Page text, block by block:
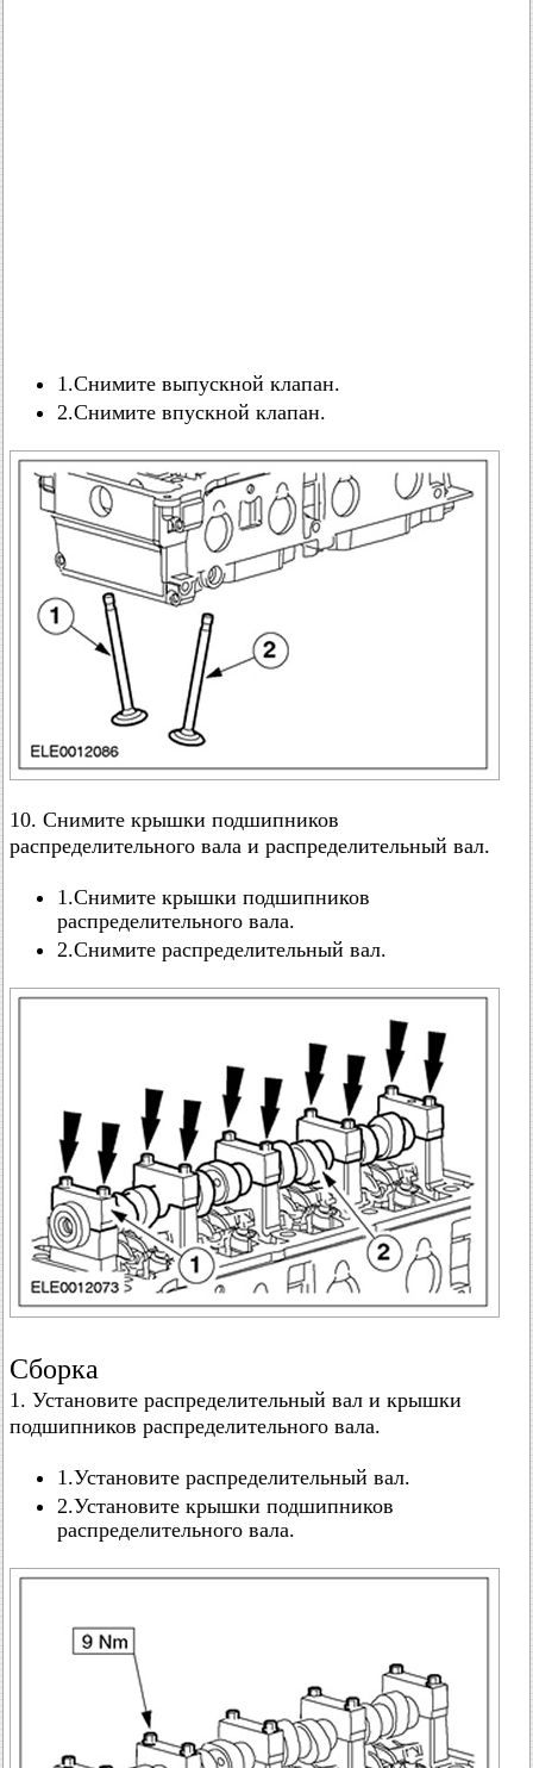
1.Снимите выпускной клапан.
2.Снимите впускной клапан.
10. Снимите крышки подшипников
распределительного вала и распределительный вал.
1.Снимите крышки подшипников
распределительного вала.
2.Снимите распределительный вал.
Сборка
1. Установите распределительный вал и крышки
подшипников распределительного вала.
1.Установите распределительный вал.
2.Установите крышки подшипников
распределительного вала.